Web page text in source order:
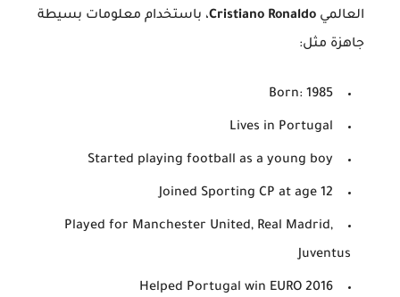
العالمي Cristiano Ronaldo، باستخدام معلومات بسيطة
جاهزة مثل:
Born: 1985
Lives in Portugal
Started playing football as a young boy
Joined Sporting CP at age 12
Played for Manchester United, Real Madrid,
Juventus
Helped Portugal win EURO 2016